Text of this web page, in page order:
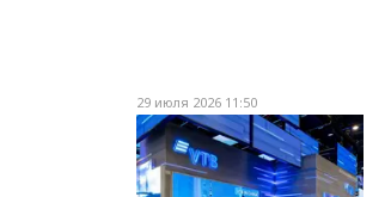
29 июля 2026 11:50